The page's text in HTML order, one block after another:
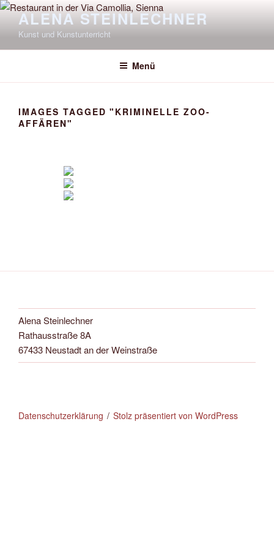
Zum
Inhalt
springen
ALENA STEINLECHNER
Kunst und Kunstunterricht
Menü
IMAGES TAGGED "KRIMINELLE ZOO-
AFFÄREN"
Alena Steinlechner
Rathausstraße 8A
67433 Neustadt an der Weinstraße
Datenschutzerklärung Stolz präsentiert von WordPress